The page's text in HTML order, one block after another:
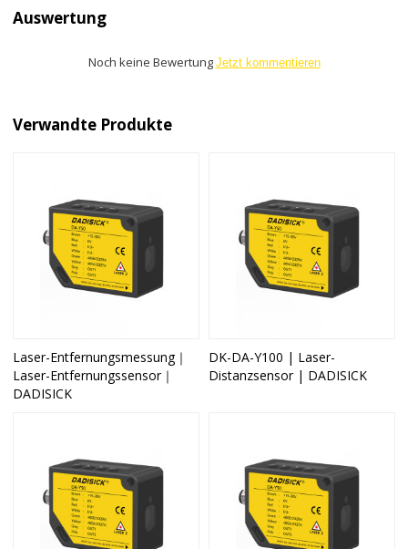
Auswertung
Noch keine Bewertung Jetzt kommentieren
Verwandte Produkte
Laser-Entfernungsmessung｜
Laser-Entfernungssensor｜
DADISICK
DK-DA-Y100 | Laser-
Distanzsensor | DADISICK